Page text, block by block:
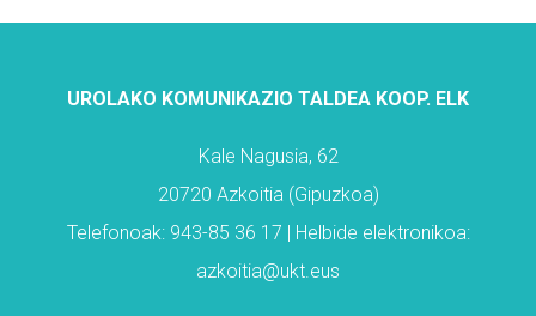
UROLAKO KOMUNIKAZIO TALDEA KOOP. ELK
Kale Nagusia, 62
20720 Azkoitia (Gipuzkoa)
Telefonoak: 943-85 36 17 | Helbide elektronikoa:
azkoitia@ukt.eus